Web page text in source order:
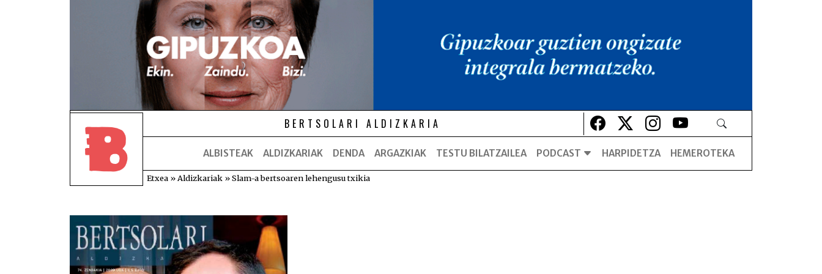
BERTSOLARI ALDIZKARIA Lehio berrian irekiko da
Lehio berrian irekiko da
Lehio berrian irekiko da
Lehio berrian irekiko da
ALBISTEAK ALDIZKARIAK DENDA ARGAZKIAK TESTU BILATZAILEA PODCAST HARPIDETZA HEMEROTEKA
Etxea » Aldizkariak »Slam-a bertsoaren lehengusu txikia